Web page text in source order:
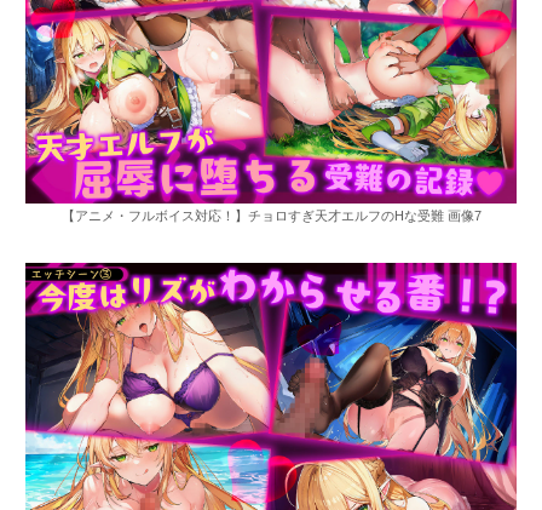
【アニメ・フルボイス対応！】チョロすぎ天才エルフのHな受難 画像7